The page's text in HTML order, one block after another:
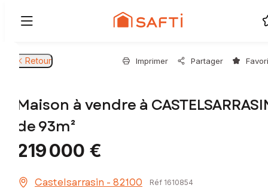
Retour Imprimer Partager
Maison à vendre à
de 93m²
219 000 €
Castelsarrasin - 82100 Réf 1610854